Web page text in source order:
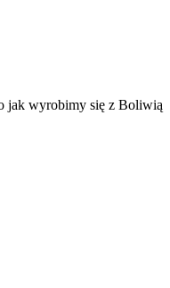
jak wyrobimy się z Boliwią